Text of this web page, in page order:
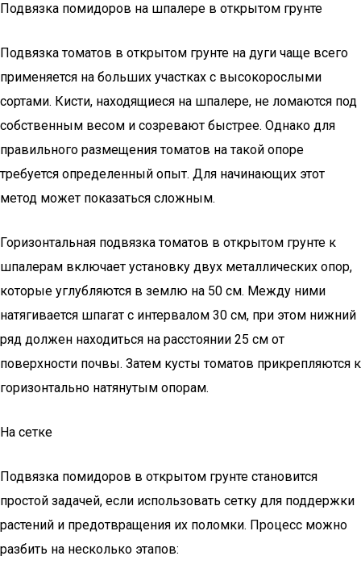
Подвязка помидоров на шпалере в открытом грунте
Подвязка томатов в открытом грунте на дуги чаще всего
применяется на больших участках с высокорослыми
сортами. Кисти, находящиеся на шпалере, не ломаются под
собственным весом и созревают быстрее. Однако для
правильного размещения томатов на такой опоре
требуется определенный опыт. Для начинающих этот
метод может показаться сложным.
Горизонтальная подвязка томатов в открытом грунте к
шпалерам включает установку двух металлических опор,
которые углубляются в землю на 50 см. Между ними
натягивается шпагат с интервалом 30 см, при этом нижний
ряд должен находиться на расстоянии 25 см от
поверхности почвы. Затем кусты томатов прикрепляются к
горизонтально натянутым опорам.
На сетке
Подвязка помидоров в открытом грунте становится
простой задачей, если использовать сетку для поддержки
растений и предотвращения их поломки. Процесс можно
разбить на несколько этапов: